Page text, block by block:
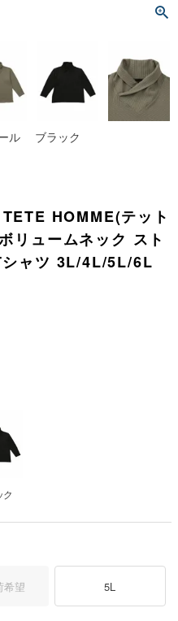
ル ブラック
TETE HOMME(テット
リュームネック スト
シャツ 3L/4L/5L/6L
ク
希望 5L